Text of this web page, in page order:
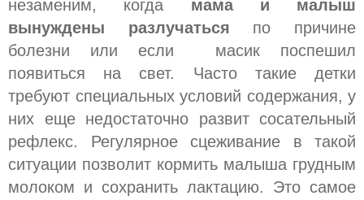
незаменим, когда мама и малыш
вынуждены разлучаться по причине
болезни или если масик поспешил
появиться на свет. Часто такие детки
требуют специальных условий содержания, у
них еще недостаточно развит сосательный
рефлекс. Регулярное сцеживание в такой
ситуации позволит кормить малыша грудным
молоком и сохранить лактацию. Это самое